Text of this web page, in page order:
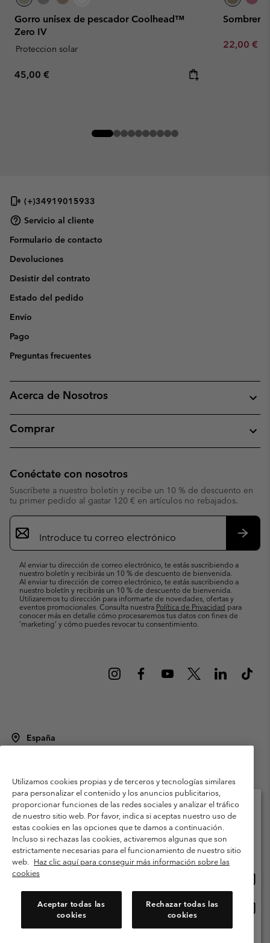
Gorro unisex de pescador Coolhead™
Zero IV
Proteccion solar
Regular price:
45,00 €
Sombrero
Minimum
22,00 €
(+)34919015933
Servicio al cliente
Formulario de contacto
Devoluciones
Desistir del contrato
Estado del pedido
Envío
Pago
Preguntas frecuentes
Acerca de Nosotros
Comprar
Conéctate con nosotros
Suscríbete a nuestro boletín y recibe un 10 % de descuento en
tu primer pedido al gastar 120 € en artículos no rebajados.
Suscripción
de
correo
Al enviar tu dirección de correo electrónico, te estás suscribiendo a
nuestro boletín y recibirás un 10 % de descuento de bienvenida.
Al enviar tu dirección de correo electrónico, te estás suscribiendo a
nuestro boletín y recibirás un 10 % de descuento de bienvenida.
Utilizaremos tu dirección para informarte de novedades, ofertas y
eventos promocionales. Consulta nuestra Política de Privacidad para
conocer más en detalle cómo procesaremos tus datos con fines de
’marketing’ y cómo puedes revocar tu consentimiento.
España
Condiciones de uso
Terminos de Venta
Garantía
Política de Privacidad
Términos y condiciones del programa de miembros
Términos De Uso Del Contenido Generado Por Los Usuarios
Impressum
Cookies Public CBCR
Servicio al cliente: Lu. - Vi. de 9:00 a 13:00 y de 14:00 a 18:00
Utilizamos cookies propias y de terceros y tecnologías similares
para personalizar el contenido y los anuncios publicitarios,
proporcionar funciones de las redes sociales y analizar el tráfico
de nuestro sitio web. Por favor, indica si aceptas nuestro uso de
estas cookies en las opciones que te damos a continuación.
Incluso si rechazas las cookies, activaremos algunas que son
estrictamente necesarias para el funcionamiento de nuestro sitio
web. Haz clic aquí para conseguir más información sobre las
cookies
Aceptar todas las
cookies
Rechazar todas las
cookies
Selecciona tu país e idioma envío
Compras en línea disponibles
línea
España